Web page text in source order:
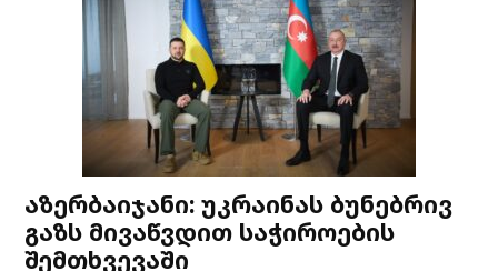
აზერბაიჯანი: უკრაინას ბუნებრივ
გაზს მივაწვდით საჭიროების
შემთხვევაში